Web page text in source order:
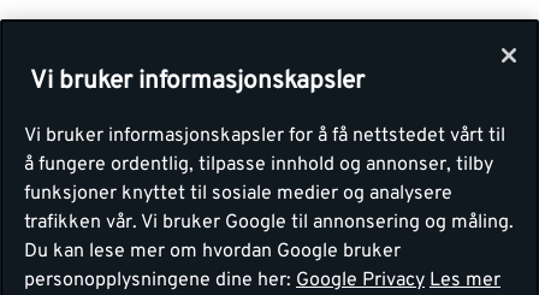
Vi bruker informasjonskapsler
Vi bruker informasjonskapsler for å få nettstedet vårt til
å fungere ordentlig, tilpasse innhold og annonser, tilby
funksjoner knyttet til sosiale medier og analysere
trafikken vår. Vi bruker Google til annonsering og måling.
Du kan lese mer om hvordan Google bruker
personopplysningene dine her: Google Privacy Les mer